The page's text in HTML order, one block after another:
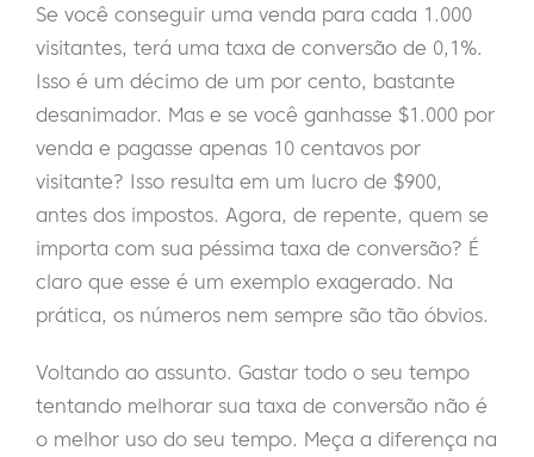
Se você conseguir uma venda para cada 1.000
visitantes, terá uma taxa de conversão de 0,1%.
Isso é um décimo de um por cento, bastante
desanimador. Mas e se você ganhasse $1.000 por
venda e pagasse apenas 10 centavos por
visitante? Isso resulta em um lucro de $900,
antes dos impostos. Agora, de repente, quem se
importa com sua péssima taxa de conversão? É
claro que esse é um exemplo exagerado. Na
prática, os números nem sempre são tão óbvios.
Voltando ao assunto. Gastar todo o seu tempo
tentando melhorar sua taxa de conversão não é
o melhor uso do seu tempo. Meça a diferença na